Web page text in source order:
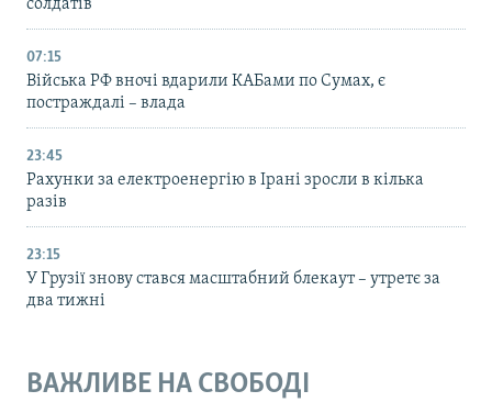
солдатів
07:15
Війська РФ вночі вдарили КАБами по Сумах, є
постраждалі – влада
23:45
Рахунки за електроенергію в Ірані зросли в кілька
разів
23:15
У Грузії знову стався масштабний блекаут – утретє за
два тижні
ВАЖЛИВЕ НА СВОБОДІ